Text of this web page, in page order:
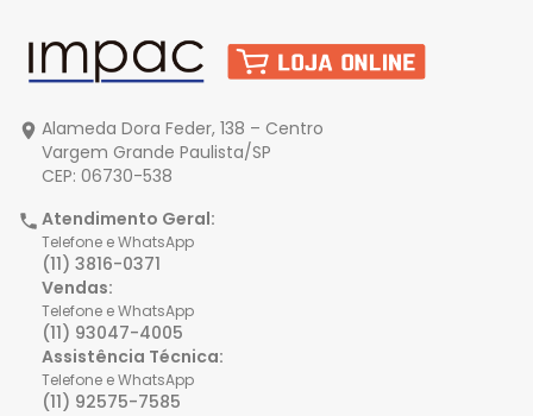
Alameda Dora Feder, 138 – Centro
Vargem Grande Paulista/SP
CEP: 06730-538
Atendimento Geral:
Telefone e WhatsApp
(11) 3816-0371
Vendas:
Telefone e WhatsApp
(11) 93047-4005
Assistência Técnica:
Telefone e WhatsApp
(11) 92575-7585